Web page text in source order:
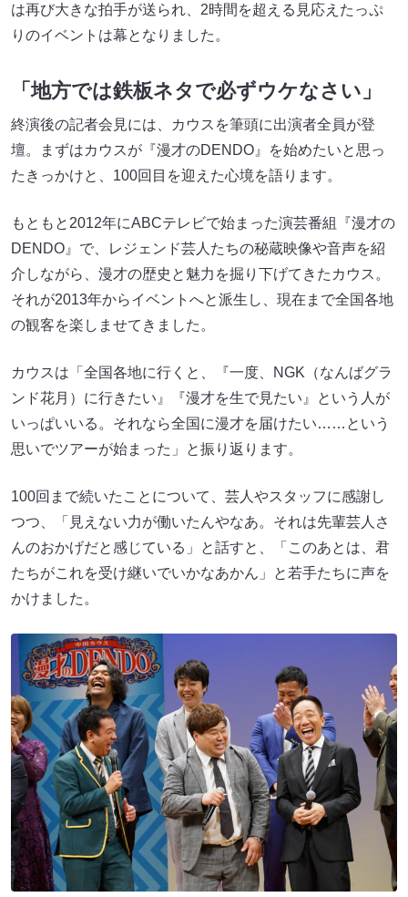
は再び大きな拍手が送られ、2時間を超える見応えたっぷ
りのイベントは幕となりました。
「地方では鉄板ネタで必ずウケなさい」
終演後の記者会見には、カウスを筆頭に出演者全員が登
壇。まずはカウスが『漫才のDENDO』を始めたいと思っ
たきっかけと、100回目を迎えた心境を語ります。
もともと2012年にABCテレビで始まった演芸番組『漫才の
DENDO』で、レジェンド芸人たちの秘蔵映像や音声を紹
介しながら、漫才の歴史と魅力を掘り下げてきたカウス。
それが2013年からイベントへと派生し、現在まで全国各地
の観客を楽しませてきました。
カウスは「全国各地に行くと、『一度、NGK（なんばグラ
ンド花月）に行きたい』『漫才を生で見たい』という人が
いっぱいいる。それなら全国に漫才を届けたい……という
思いでツアーが始まった」と振り返ります。
100回まで続いたことについて、芸人やスタッフに感謝し
つつ、「見えない力が働いたんやなあ。それは先輩芸人さ
んのおかげだと感じている」と話すと、「このあとは、君
たちがこれを受け継いでいかなあかん」と若手たちに声を
かけました。